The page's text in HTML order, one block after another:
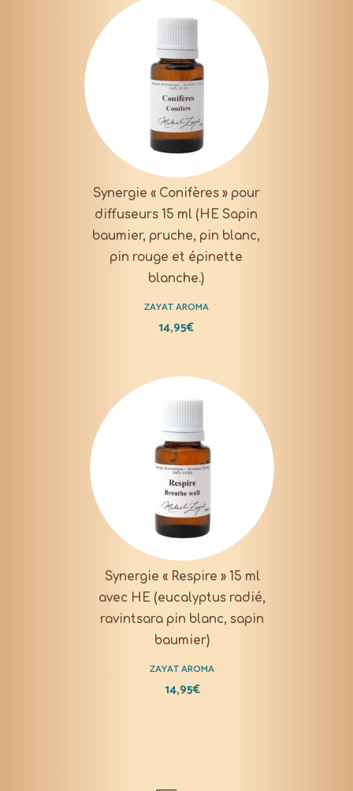
Synergie « Conifères » pour
diffuseurs 15 ml (HE Sapin
baumier, pruche, pin blanc,
pin rouge et épinette
blanche.)
ZAYAT AROMA
14,95€
Synergie « Respire » 15 ml
avec HE (eucalyptus radié,
ravintsara pin blanc, sapin
baumier)
ZAYAT AROMA
14,95€